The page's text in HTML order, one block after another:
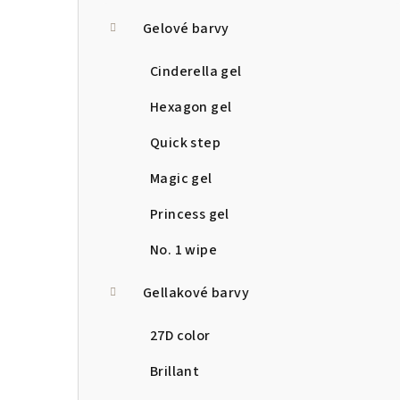
Gelové barvy
Cinderella gel
Hexagon gel
Quick step
Magic gel
Princess gel
No. 1 wipe
Gellakové barvy
27D color
Brillant